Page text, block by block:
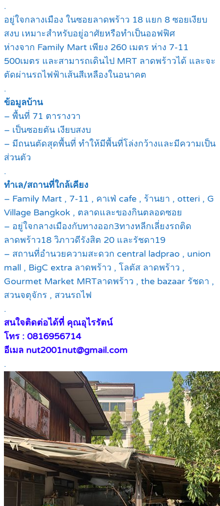
.
อยู่ใจกลางเมือง ในซอยลาดพร้าว 18 แยก 8 ซอยเงียบ
สงบ เหมาะสำหรับอยู่อาศัยหรือทำเป็นออฟฟิศ
ห่างจาก Family Mart เพียง 260 เมตร ห่าง 7-11
500เมตร และสามารถเดินไป MRT ลาดพร้าวได้ และจะ
ตัดผ่านรถไฟฟ้าเส้นสีเหลืองในอนาคต
.
ข้อมูลบ้าน
– พื้นที่ 71 ตารางวา
– เป็นซอยตัน เงียบสงบ
– มีถนนตัดสุดพื้นที่ ทำให้มีพื้นที่โล่งกว้างและมีความเป็น
ส่วนตัว
.
ทำเล/สถานที่ใกล้เคียง
– Family Mart , 7-11 , คาเฟ่ cafe , ร้านยา , otteri , G
Village Bangkok , ตลาดและของกินตลอดซอย
– อยู่ใจกลางเมืองกับทางออก3ทางหลีกเลี่ยงรถติด
ลาดพร้าว18 วิภาวดีรังสิต 20 และรัชดา19
– สถานที่อำนวยความสะดวก central ladprao , union
mall , BigC extra ลาดพร้าว , โลตัส ลาดพร้าว ,
Gourmet Market MRTลาดพร้าว , the bazaar รัชดา ,
สวนจตุจักร , สวนรถไฟ
.
สนใจติดต่อได้ที่ คุณอุไรรัตน์
โทร : 0816956714
อีเมล nut2001nut@gmail.com
.